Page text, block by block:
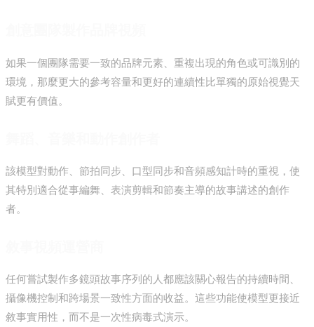
如果一個團隊需要一致的品牌元素、重複出現的角色或可識別的
環境，那麼更大的參考容量和更好的連續性比單獨的原始視覺天
賦更有價值。
該模型對動作、節拍同步、口型同步和音頻感知計時的重視，使
其特別適合從事編舞、表演剪輯和節奏主導的故事講述的創作
者。
任何嘗試製作多鏡頭故事序列的人都應該關心報告的持續時間、
攝像機控制和跨場景一致性方面的收益。這些功能使模型更接近
敘事實用性，而不是一次性病毒式演示。